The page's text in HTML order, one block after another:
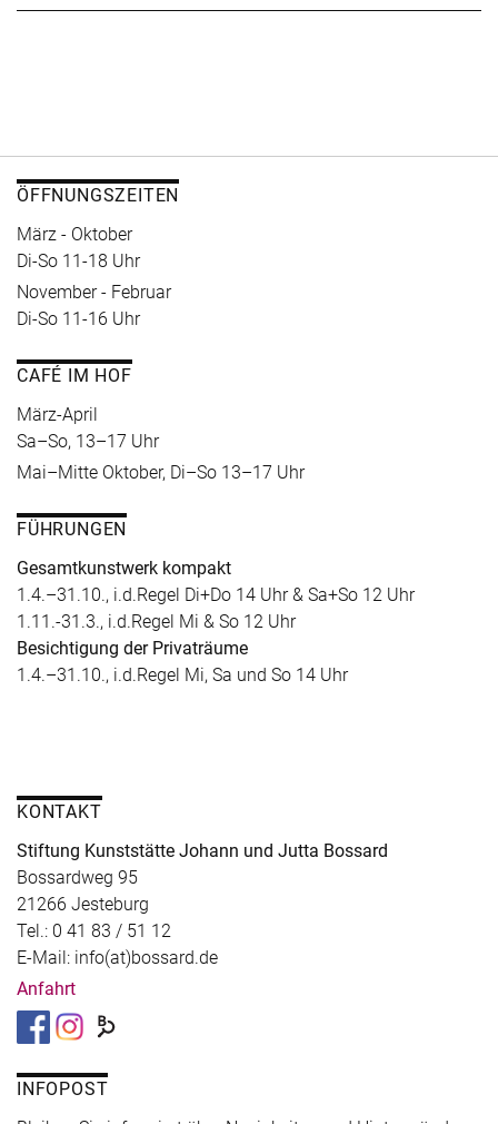
ÖFFNUNGSZEITEN
März - Oktober
Di-So 11-18 Uhr
November - Februar
Di-So 11-16 Uhr
CAFÉ IM HOF
März-April
Sa–So, 13–17 Uhr
Mai–Mitte Oktober, Di–So 13–17 Uhr
FÜHRUNGEN
Gesamtkunstwerk kompakt
1.4.–31.10., i.d.Regel Di+Do 14 Uhr & Sa+So 12 Uhr
1.11.-31.3., i.d.Regel Mi & So 12 Uhr
Besichtigung der Privaträume
1.4.–31.10., i.d.Regel Mi, Sa und So 14 Uhr
KONTAKT
Stiftung Kunststätte Johann und Jutta Bossard
Bossardweg 95
21266 Jesteburg
Tel.: 0 41 83 / 51 12
E-Mail: info(at)bossard.de
Anfahrt
INFOPOST